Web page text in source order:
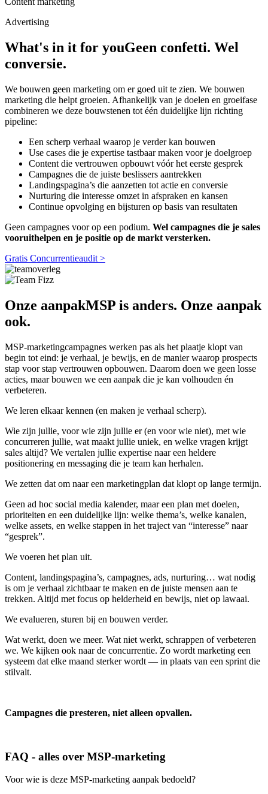
Advertising
What's in it for youGeen confetti. Wel
conversie.
We bouwen geen marketing om er goed uit te zien. We bouwen
marketing die helpt groeien. Afhankelijk van je doelen en groeifase
combineren we deze bouwstenen tot één duidelijke lijn richting
pipeline:
Een scherp verhaal waarop je verder kan bouwen
Use cases die je expertise tastbaar maken voor je doelgroep
Content die vertrouwen opbouwt vóór het eerste gesprek
Campagnes die de juiste beslissers aantrekken
Landingspagina’s die aanzetten tot actie en conversie
Nurturing die interesse omzet in afspraken en kansen
Continue opvolging en bijsturen op basis van resultaten
Geen campagnes voor op een podium. Wel campagnes die je sales
vooruithelpen en je positie op de markt versterken.
Gratis Concurrentieaudit >
Onze aanpakMSP is anders. Onze aanpak
ook.
MSP-marketingcampagnes werken pas als het plaatje klopt van
begin tot eind: je verhaal, je bewijs, en de manier waarop prospects
stap voor stap vertrouwen opbouwen. Daarom doen we geen losse
acties, maar bouwen we een aanpak die je kan volhouden én
verbeteren.
We leren elkaar kennen (en maken je verhaal scherp).
Wie zijn jullie, voor wie zijn jullie er (en voor wie niet), met wie
concurreren jullie, wat maakt jullie uniek, en welke vragen krijgt
sales altijd? We vertalen jullie expertise naar een heldere
positionering en messaging die je team kan herhalen.
We zetten dat om naar een marketingplan dat klopt op lange termijn.
Geen ad hoc social media kalender, maar een plan met doelen,
prioriteiten en een duidelijke lijn: welke thema’s, welke kanalen,
welke assets, en welke stappen in het traject van “interesse” naar
“gesprek”.
We voeren het plan uit.
Content, landingspagina’s, campagnes, ads, nurturing… wat nodig
is om je verhaal zichtbaar te maken en de juiste mensen aan te
trekken. Altijd met focus op helderheid en bewijs, niet op lawaai.
We evalueren, sturen bij en bouwen verder.
Wat werkt, doen we meer. Wat niet werkt, schrappen of verbeteren
we. We kijken ook naar de concurrentie. Zo wordt marketing een
systeem dat elke maand sterker wordt — in plaats van een sprint die
stilvalt.
Campagnes die presteren, niet alleen opvallen.
FAQ - alles over MSP-marketing
Voor wie is deze MSP-marketing aanpak bedoeld?